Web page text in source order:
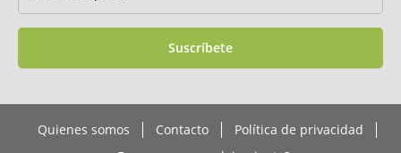
Suscríbete
Quienes somos Contacto
Política de privacidad